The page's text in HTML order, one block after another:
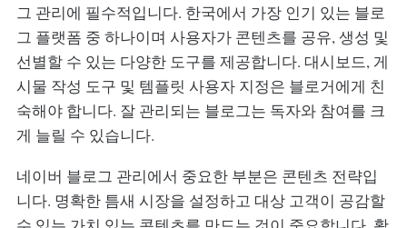
그 관리에 필수적입니다. 한국에서 가장 인기 있는 블로
그 플랫폼 중 하나이며 사용자가 콘텐츠를 공유, 생성 및
선별할 수 있는 다양한 도구를 제공합니다. 대시보드, 게
시물 작성 도구 및 템플릿 사용자 지정은 블로거에게 친
숙해야 합니다. 잘 관리되는 블로그는 독자와 참여를 크
게 늘릴 수 있습니다.
네이버 블로그 관리에서 중요한 부분은 콘텐츠 전략입
니다. 명확한 틈새 시장을 설정하고 대상 고객이 공감할